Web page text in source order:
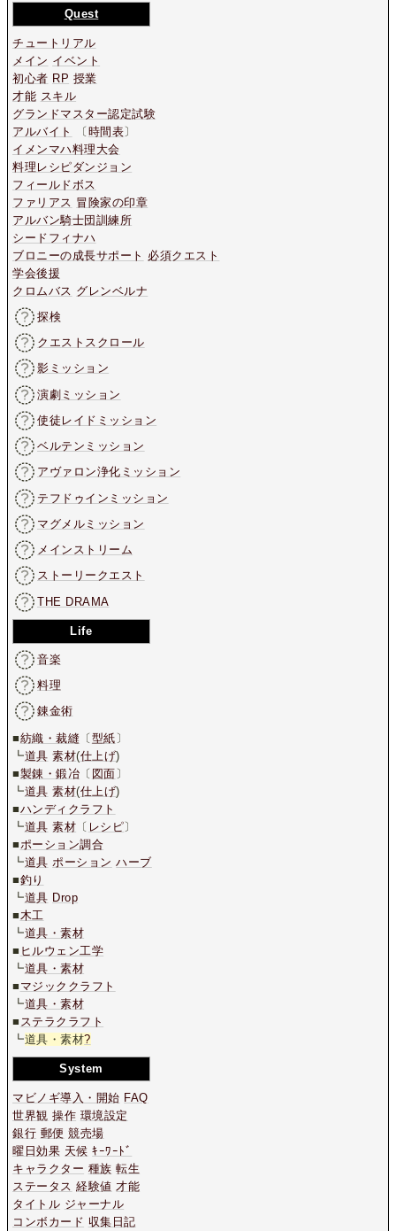
Quest
チュートリアル
メイン イベント
初心者 RP 授業
才能 スキル
グランドマスター認定試験
アルバイト
〔 時間表〕
イメンマハ料理大会
料理レシピダンジョン
フィールドボス
ファリアス 冒険家の印章
アルバン騎士団訓練所
シードフィナハ
ブロニーの成長サポート 必須クエスト
学会後援
クロムバス グレンベルナ
探検
クエストスクロール
影ミッション
演劇ミッション
使徒レイドミッション
ベルテンミッション
アヴァロン浄化ミッション
テフドゥインミッション
マグメルミッション
メインストリーム
ストーリークエスト
THE DRAMA
Life
音楽
料理
錬金術
■紡織・裁縫 〔 型紙 〕
┗道具 素材(仕上げ)
■製錬・鍛冶 〔 図面 〕
┗道具 素材(仕上げ)
■ハンディクラフト
┗道具 素材 〔 レシピ〕
■ ポーション調合
┗道具 ポーション ハーブ
■釣り
┗道具 Drop
■ 木工
┗道具・素材
■ ヒルウェン工学
┗道具・素材
■ マジッククラフト
┗道具・素材
■ ステラクラフト
┗道具・素材?
System
マビノギ導入・開始 FAQ
世界観 操作 環境設定
銀行 郵便 競売場
曜日効果 天候 ｷｰﾜｰﾄﾞ
キャラクター 種族 転生
ステータス 経験値 才能
タイトル ジャーナル
コンボカード 収集日記